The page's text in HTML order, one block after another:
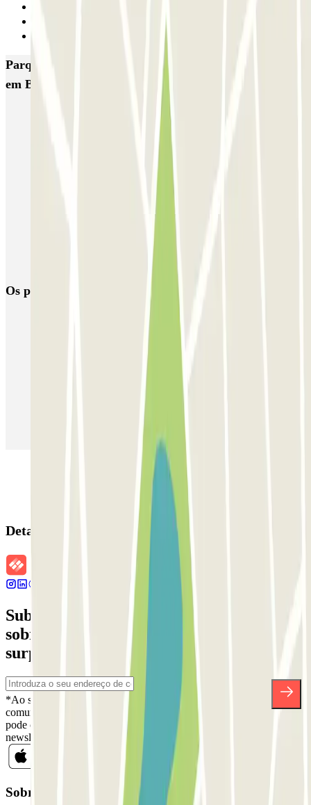
Parques de estacionamento com melhor classificação
em Bruxelas
Fly Parking - Aéroport Bruxelles Zaventem
Gare de Bruxelles-Midi ECTOR - Service Voiturier
ParkBee Emile Delva Laeken
ParkBee Flagey Malibran
ParkBee Linthout Sint-Michel ParkBee Parc Duden
ParkBee Rue de la Longue Haie
Os parques de estacionamento mais reservados
Estacionamento em Lisboa
Estacionamento em Sevilha
Estacionamento em Aeroporto de Adolfo Suárez Madrid–Barajas
Detalhes da reserva
Subscreva a nossa newsletter e saiba mais
sobre descontos, sorteios e muitas outras
surpresas.
*Ao subscrever, aceita a nossa Política de Privacidade para receber
comunicações comerciais da Parclick. Sem qualquer obrigação,
pode cancelar a sua subscrição sempre que quiser na mesma
newsletter.
Sobre a Parclick